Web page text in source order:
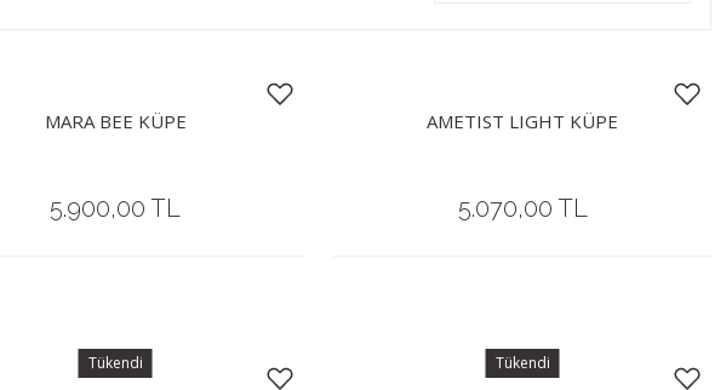
MARA BEE KÜPE
5.900,00 TL
AMETIST LIGHT KÜPE
5.070,00 TL
Tükendi Tükendi